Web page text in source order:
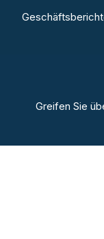
Greifen Sie